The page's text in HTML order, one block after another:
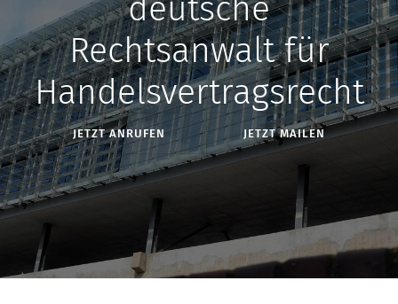
deutsche
Rechtsanwalt für
Handelsvertragsrecht
JETZT ANRUFEN JETZT MAILEN